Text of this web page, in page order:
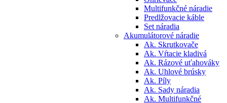
Multifunkčné náradie
Predlžovacie káble
Set náradia
Akumulátorové náradie
Ak. Skrutkovače
Ak. Vŕtacie kladivá
Ak. Rázové uťahováky
Ak. Uhlové brúsky
Ak. Píly
Ak. Sady náradia
Ak. Multifunkčné